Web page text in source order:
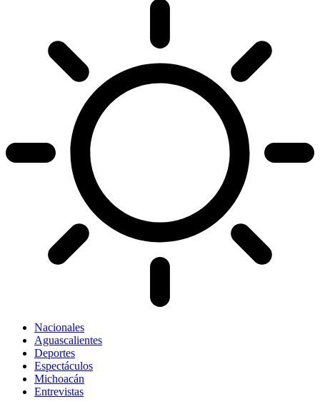
Nacionales
Aguascalientes
Deportes
Espectáculos
Michoacán
Entrevistas